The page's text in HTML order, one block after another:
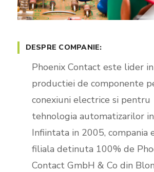
DESPRE COMPANIE:
Phoenix Contact este lider
productiei de componente
conexiuni electrice si pentru
tehnologia automatizarilor
Infiintata in 2005, compania
filiala detinuta 100% de
Contact GmbH & Co din